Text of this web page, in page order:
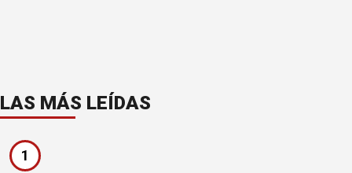
LAS MÁS LEÍDAS
1